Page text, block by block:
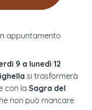
appuntamento
9 a lunedì 12
si trasformerà
con la Sagra del
non può mancare